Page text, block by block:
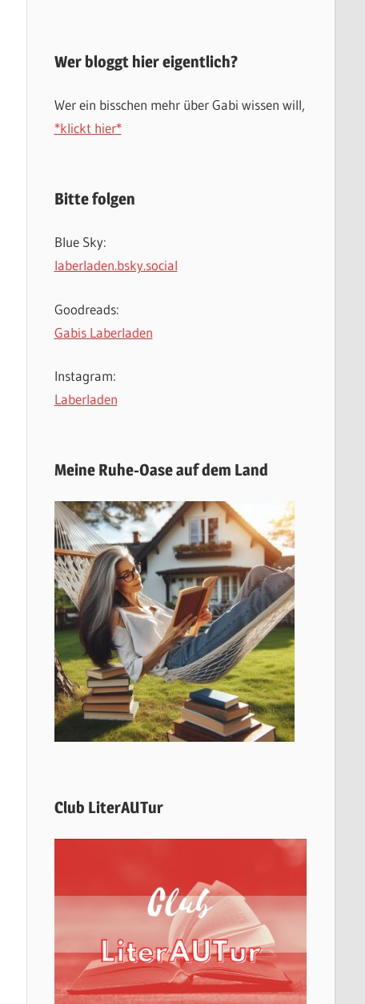
Wer bloggt hier eigentlich?
Wer ein bisschen mehr über Gabi wissen will,
*klickt hier*
Bitte folgen
Blue Sky:
laberladen.bsky.social
Goodreads:
Gabis Laberladen
Instagram:
Laberladen
Meine Ruhe-Oase auf dem Land
Club LiterAUTur